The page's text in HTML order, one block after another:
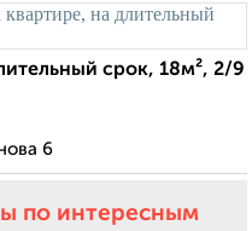
срок, 18м², 2/9
6
по интересным